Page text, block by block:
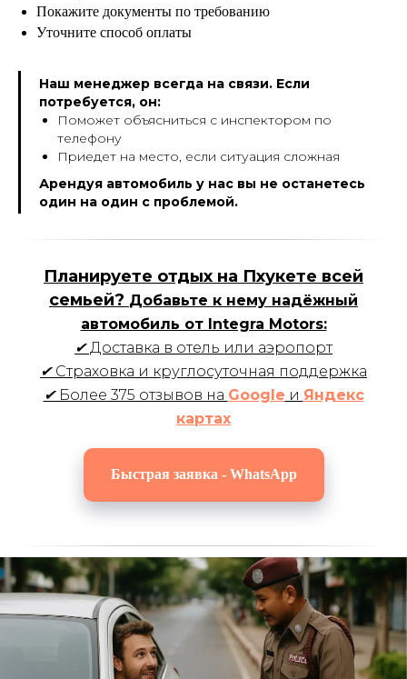
Покажите документы по требованию
Уточните способ оплаты
Наш менеджер всегда на связи. Если
потребуется, он:
Поможет объясниться с инспектором по
телефону
Приедет на место, если ситуация сложная
Арендуя автомобиль у нас вы не останетесь
один на один с проблемой.
Планируете отдых на Пхукете всей
семьей? Добавьте к нему надёжный
автомобиль от Integra Motors:
✔ Доставка в отель или аэропорт
✔ Страховка и круглосуточная поддержка
✔ Более 375 отзывов на Google и Яндекс
картах
Быстрая заявка - WhatsApp
Оставьте заявку и наш специалист
свободных машин
+7